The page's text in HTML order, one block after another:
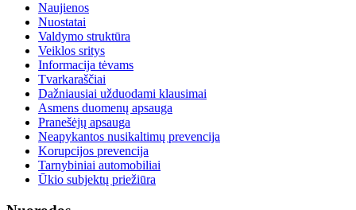
Naujienos
Nuostatai
Valdymo struktūra
Veiklos sritys
Informacija tėvams
Tvarkaraščiai
Dažniausiai užduodami klausimai
Asmens duomenų apsauga
Pranešėjų apsauga
Neapykantos nusikaltimų prevencija
Korupcijos prevencija
Tarnybiniai automobiliai
Ūkio subjektų priežiūra